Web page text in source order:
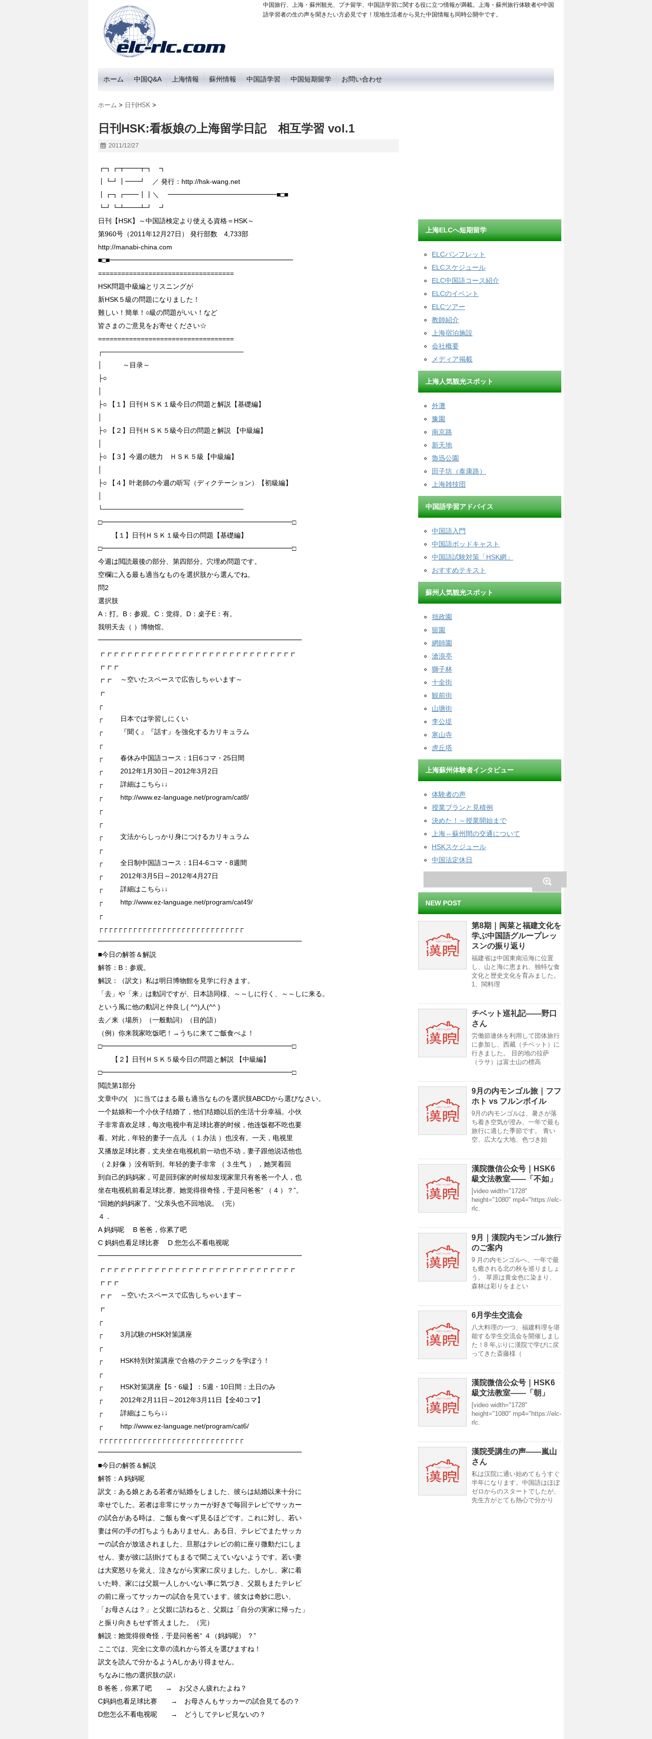
中国旅行、上海・蘇州観光、プチ留学、中国語学習に関する役に立つ情報が満載。上海・蘇州旅行体験者や中国
語学習者の生の声を聞きたい方必見です！現地生活者から見た中国情報も同時公開中です。
ホーム 中国Q&A 上海情報 蘇州情報 中国語学習 中国短期留学 お問い合わせ
ホーム > 日刊HSK >
日刊HSK:看板娘の上海留学日記 相互学習 vol.1
2011/12/27
┏┓┏┳━━┳┓ ┓
┃┗┛┃━━┛ ／ 発行：http://hsk-wang.net
┃┏┓┏━━┃┃＼ ━━━━━━━━━━━━━━━━■□■
┗┛┗┻━━┻┛ ┛
日刊【HSK】～中国語検定より使える資格＝HSK～
第960号（2011年12月27日） 発行部数 4,733部
http://manabi-china.com
■□■━━━━━━━━━━━━━━━━━━━━━━━━━━━
===================================
HSK問題中級編とリスニングが
新HSK５級の問題になりました！
難しい！簡単！○級の問題がいい！など
皆さまのご意見をお寄せください☆
===================================
┌─────────────────────────────
│ ～目录～
├○
├○ 【１】日刊ＨＳＫ１級今日の問題と解説【基礎編】
├○ 【２】日刊ＨＳＫ５級今日の問題と解説 【中級編】
├○ 【３】今週の聴力 ＨＳＫ５級【中級編】
├○ 【４】叶老師の今週の听写（ディクテーション）【初級編】
└─────────────────────────────
□━━━━━━━━━━━━━━━━━━━━━━━━━━━━□
【１】日刊ＨＳＫ１級今日の問題【基礎編】
□━━━━━━━━━━━━━━━━━━━━━━━━━━━━□
今週は閲読最後の部分、第四部分。穴埋め問題です。
空欄に入る最も適当なものを選択肢から選んでね。
問2
選択肢
A：打。B：参观。C：觉得。D：桌子E：有。
我明天去（ ）博物馆。
━━━━━━━━━━━━━━━━━━━━━━━━━━━━━━
┏┏┏┏┏┏┏┏┏┏┏┏┏┏┏┏┏┏┏┏┏┏┏┏┏┏┏┏┏
┏┏┏
┏┏ ～空いたスペースで広告しちゃいます～
┏
┌
┌ 日本では学習しにくい
┌ 『聞く』『話す』を強化するカリキュラム
┌
┌ 春休み中国語コース：1日6コマ・25日間
┌ 2012年1月30日～2012年3月2日
┌ 詳細はこちら↓↓
┌ http://www.ez-language.net/program/cat8/
┌
┌
┌ 文法からしっかり身につけるカリキュラム
┌
┌ 全日制中国語コース：1日4-6コマ・8週間
┌ 2012年3月5日～2012年4月27日
┌ 詳細はこちら↓↓
┌ http://www.ez-language.net/program/cat49/
┌
┌┌┌┌┌┌┌┌┌┌┌┌┌┌┌┌┌┌┌┌┌┌┌┌┌┌┌┌┌┌
━━━━━━━━━━━━━━━━━━━━━━━━━━━━━━
■今日の解答＆解説
解答：B：参观。
解説：（訳文）私は明日博物館を見学に行きます。
「去」や「来」は動詞ですが、日本語同様、～～しに行く、～～しに来る。
という風に他の動詞と仲良し( ^^)人(^^ )
去／来（場所）（一般動詞）（目的語）
（例）你来我家吃饭吧！→うちに来てご飯食べよ！
□━━━━━━━━━━━━━━━━━━━━━━━━━━━━□
【２】日刊ＨＳＫ５級今日の問題と解説 【中級編】
□━━━━━━━━━━━━━━━━━━━━━━━━━━━━□
閲読第1部分
文章中の( )に当てはまる最も適当なものを選択肢ABCDから選びなさい。
一个姑娘和一个小伙子结婚了，他们结婚以后的生活十分幸福。小伙
子非常喜欢足球，每次电视中有足球比赛的时候，他连饭都不吃也要
看。对此，年轻的妻子一点儿 （ 1.办法 ）也没有。一天，电视里
又播放足球比赛，丈夫坐在电视机前一动也不动，妻子跟他说话他也
（ 2.好像 ）没有听到。年轻的妻子非常 （ 3.生气 ） ，她哭着回
到自己的妈妈家，可是回到家的时候却发现家里只有爸爸一个人，也
坐在电视机前看足球比赛。她觉得很奇怪，于是问爸爸“ （ 4 ）？”。
“回她的妈妈家了。”父亲头也不回地说。（完）
４．
A 妈妈呢 B 爸爸，你累了吧
C 妈妈也看足球比赛 D 您怎么不看电视呢
━━━━━━━━━━━━━━━━━━━━━━━━━━━━━━
┏┏┏┏┏┏┏┏┏┏┏┏┏┏┏┏┏┏┏┏┏┏┏┏┏┏┏┏┏
┏┏┏
┏┏ ～空いたスペースで広告しちゃいます～
┏
┌
┌ 3月試験のHSK対策講座
┌
┌ HSK特別対策講座で合格のテクニックを学ぼう！
┌
┌ HSK対策講座【5・6級】：5週・10日間：土日のみ
┌ 2012年2月11日～2012年3月11日【全40コマ】
┌ 詳細はこちら↓↓
┌ http://www.ez-language.net/program/cat6/
┌┌┌┌┌┌┌┌┌┌┌┌┌┌┌┌┌┌┌┌┌┌┌┌┌┌┌┌┌┌
━━━━━━━━━━━━━━━━━━━━━━━━━━━━━━
■今日の解答＆解説
解答：A 妈妈呢
訳文：ある娘とある若者が結婚をしました、彼らは結婚以来十分に
幸せでした。若者は非常にサッカーが好きで毎回テレビでサッカー
の試合がある時は、ご飯も食べず見るほどです。これに対し、若い
妻は何の手の打ちようもありません。ある日、テレビでまたサッカ
ーの試合が放送されました、旦那はテレビの前に座り微動だにしま
せん、妻が彼に話掛けてもまるで聞こえていないようです。若い妻
は大変怒りを覚え、泣きながら実家に戻りました。しかし、家に着
いた時、家には父親一人しかいない事に気づき、父親もまたテレビ
の前に座ってサッカーの試合を見ています。彼女は奇妙に思い、
「お母さんは？」と父親に訪ねると、父親は「自分の実家に帰った」
と振り向きもせず答えました。（完）
解説：她觉得很奇怪，于是问爸爸“ ４（妈妈呢） ？”
ここでは、完全に文章の流れから答えを選びますね！
訳文を読んで分かるようAしかあり得ません。
ちなみに他の選択肢の訳↓
B 爸爸，你累了吧 → お父さん疲れたよね？
C妈妈也看足球比赛 → お母さんもサッカーの試合見てるの？
D您怎么不看电视呢 → どうしてテレビ見ないの？
上海ELCへ短期留学
ELCパンフレット
ELCスケジュール
ELC中国語コース紹介
ELCのイベント
ELCツアー
教師紹介
上海宿泊施設
会社概要
メディア掲載
上海人気観光スポット
外灘
豫園
南京路
新天地
魯迅公園
田子坊（泰康路）
上海雑技団
中国語学習アドバイス
中国語入門
中国語ポッドキャスト
中国語試験対策「HSK網」
おすすめテキスト
蘇州人気観光スポット
拙政園
留園
網師園
滄浪亭
獅子林
十全街
観前街
山塘街
李公堤
寒山寺
虎丘塔
上海蘇州体験者インタビュー
体験者の声
授業プランと見積例
決めた！～授業開始まで
上海⇔蘇州間の交通について
HSKスケジュール
中国法定休日
NEW POST
第8期｜闽菜と福建文化を
学ぶ中国語グループレッ
スンの振り返り
福建省は中国東南沿海に位置
し、山と海に恵まれ、独特な食
文化と歴史文化を育みました。
1、閩料理
チベット巡礼記——野口
さん
労働節連休を利用して団体旅行
に参加し、西藏（チベット）に
行きました。 目的地の拉萨
（ラサ）は富士山の標高
9月の内モンゴル旅｜フフ
ホト vs フルンボイル
9月の内モンゴルは、暑さが落
ち着き空気が澄み、一年で最も
旅行に適した季節です。 青い
空、広大な大地、色づき始
漢院微信公众号｜HSK6
級文法教室——「不如」
[video width="1728"
height="1080" mp4="https://elc-
rlc.
9月｜漢院内モンゴル旅行
のご案内
9 月の内モンゴルへ、一年で最
も癒される北の秋を巡りましょ
う。 草原は黄金色に染まり、
森林は彩りをまとい
6月学生交流会
八大料理の一つ、福建料理を堪
能する学生交流会を開催しまし
た！8 年ぶりに漢院で学びに戻
ってきた斎藤様（
漢院微信公众号｜HSK6
級文法教室——「朝」
[video width="1728"
height="1080" mp4="https://elc-
rlc.
漢院受講生の声——嵐山
さん
私は汉院に通い始めてもうすぐ
半年になります。中国語はほぼ
ゼロからのスタートでしたが、
先生方がとても熱心で分かり